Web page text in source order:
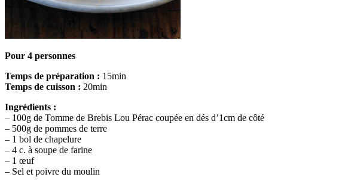
Pour 4 personnes
Temps de préparation : 15min
Temps de cuisson : 20min
Ingrédients :
– 100g de Tomme de Brebis Lou Pérac coupée en dés d’1cm de côté
– 500g de pommes de terre
– 1 bol de chapelure
– 4 c. à soupe de farine
– 1 œuf
– Sel et poivre du moulin